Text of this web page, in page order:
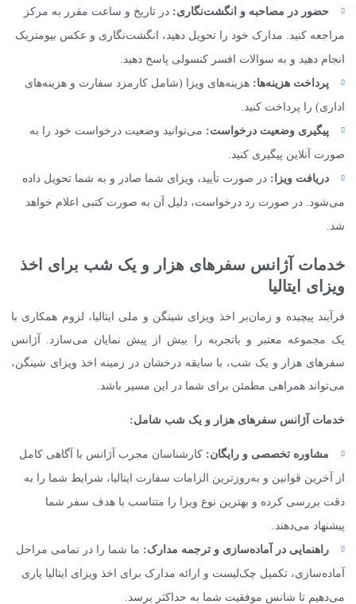
حضور در مصاحبه و انگشت‌نگاری: در تاریخ و ساعت مقرر به مرکز
مراجعه کنید. مدارک خود را تحویل دهید، انگشت‌نگاری و عکس بیومتریک
انجام دهید و به سوالات افسر کنسولی پاسخ دهید.
پرداخت هزینه‌ها: هزینه‌های ویزا (شامل کارمزد سفارت و هزینه‌های
اداری) را پرداخت کنید.
پیگیری وضعیت درخواست: می‌توانید وضعیت درخواست خود را به
صورت آنلاین پیگیری کنید.
دریافت ویزا: در صورت تأیید، ویزای شما صادر و به شما تحویل داده
می‌شود. در صورت رد درخواست، دلیل آن به صورت کتبی اعلام خواهد
شد.
خدمات آژانس سفرهای هزار و یک شب برای اخذ
ویزای ایتالیا
فرآیند پیچیده و زمان‌بر اخذ ویزای شینگن و ملی ایتالیا، لزوم همکاری با
یک مجموعه معتبر و باتجربه را بیش از پیش نمایان می‌سازد. آژانس
سفرهای هزار و یک شب، با سابقه درخشان در زمینه اخذ ویزای شینگن،
می‌تواند همراهی مطمئن برای شما در این مسیر باشد.
خدمات آژانس سفرهای هزار و یک شب شامل:
مشاوره تخصصی و رایگان: کارشناسان مجرب آژانس با آگاهی کامل
از آخرین قوانین و به‌روزترین الزامات سفارت ایتالیا، شرایط شما را به
دقت بررسی کرده و بهترین نوع ویزا را متناسب با هدف سفر شما
پیشنهاد می‌دهند.
راهنمایی در آماده‌سازی و ترجمه مدارک: ما شما را در تمامی مراحل
آماده‌سازی، تکمیل چک‌لیست و ارائه مدارک برای اخذ ویزای ایتالیا یاری
می‌دهیم تا شانس موفقیت شما به حداکثر برسد.